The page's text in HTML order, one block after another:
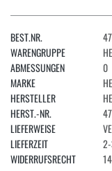
BEST.NR.
WARENGRUPPE
ABMESSUNGEN
0
MARKE
HERSTELLER
HERST.-NR.
LIEFERWEISE
LIEFERZEIT
WIDERRUFSRECHT